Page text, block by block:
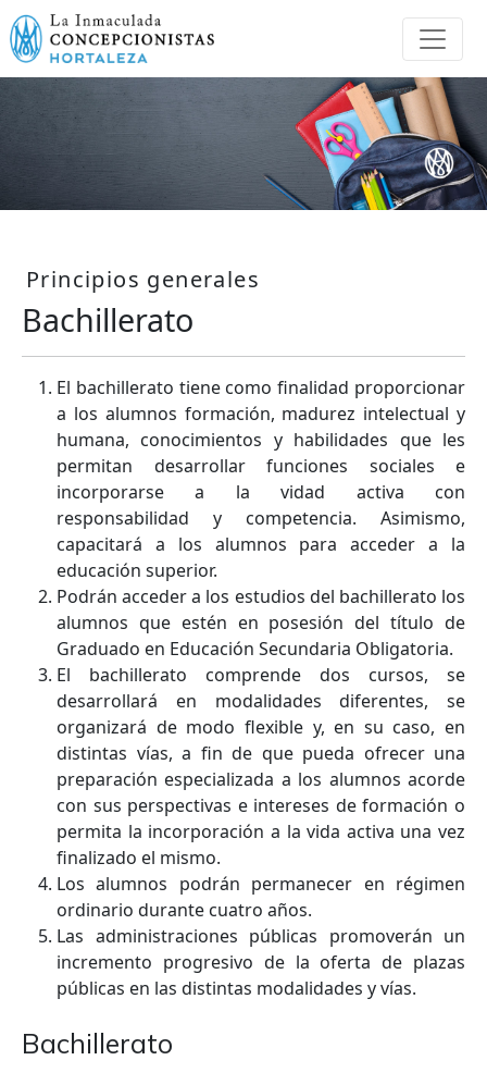
Principios generales
Bachillerato
El bachillerato tiene como finalidad proporcionar
a los alumnos formación, madurez intelectual y
humana, conocimientos y habilidades que les
permitan desarrollar funciones sociales e
incorporarse a la vidad activa con
responsabilidad y competencia. Asimismo,
capacitará a los alumnos para acceder a la
educación superior.
Podrán acceder a los estudios del bachillerato los
alumnos que estén en posesión del título de
Graduado en Educación Secundaria Obligatoria.
El bachillerato comprende dos cursos, se
desarrollará en modalidades diferentes, se
organizará de modo flexible y, en su caso, en
distintas vías, a fin de que pueda ofrecer una
preparación especializada a los alumnos acorde
con sus perspectivas e intereses de formación o
permita la incorporación a la vida activa una vez
finalizado el mismo.
Los alumnos podrán permanecer en régimen
ordinario durante cuatro años.
Las administraciones públicas promoverán un
incremento progresivo de la oferta de plazas
públicas en las distintas modalidades y vías.
Bachillerato